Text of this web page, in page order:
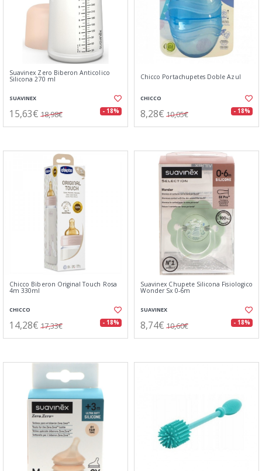
Suavinex Zero Biberon Anticolico
Silicona 270 ml
SUAVINEX
15,63€ 18,98€ - 18%
Chicco Portachupetes Doble Azul
CHICCO
8,28€ 10,05€ - 18%
Chicco Biberon Original Touch Rosa
4m 330ml
CHICCO
14,28€ 17,33€ - 18%
Suavinex Chupete Silicona Fisiologico
Wonder Sx 0-6m
SUAVINEX
8,74€ 10,60€ - 18%